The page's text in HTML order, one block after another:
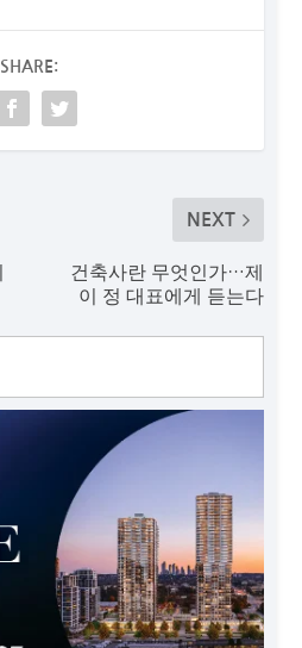
SHARE:
NEXT
건축사란 무엇인가…제
이 정 대표에게 듣는다